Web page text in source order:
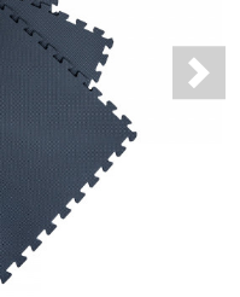
Next